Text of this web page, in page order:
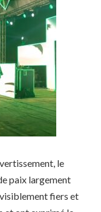
le
paix largement
fiers et